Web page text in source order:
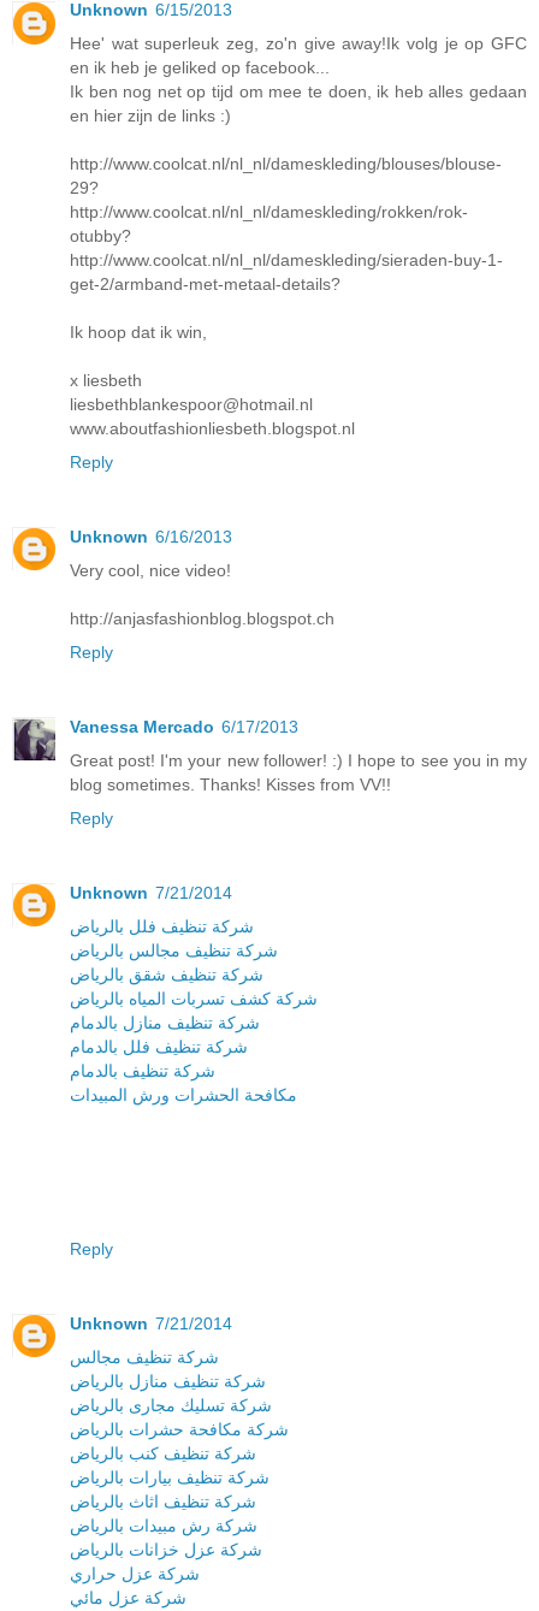
Unknown 6/15/2013
Hee' wat superleuk zeg, zo'n give away!Ik volg je op GFC
en ik heb je geliked op facebook...
Ik ben nog net op tijd om mee te doen, ik heb alles gedaan
en hier zijn de links :)
http://www.coolcat.nl/nl_nl/dameskleding/blouses/blouse-
29?
http://www.coolcat.nl/nl_nl/dameskleding/rokken/rok-
otubby?
http://www.coolcat.nl/nl_nl/dameskleding/sieraden-buy-1-
get-2/armband-met-metaal-details?
Ik hoop dat ik win,
x liesbeth
liesbethblankespoor@hotmail.nl
www.aboutfashionliesbeth.blogspot.nl
Reply
Unknown 6/16/2013
Very cool, nice video!
http://anjasfashionblog.blogspot.ch
Reply
Vanessa Mercado 6/17/2013
Great post! I'm your new follower! :) I hope to see you in my
blog sometimes. Thanks! Kisses from VV!!
Reply
Unknown 7/21/2014
شركة تنظيف فلل بالرياض
شركة تنظيف مجالس بالرياض
شركة تنظيف شقق بالرياض
شركة كشف تسربات المياه بالرياض
شركة تنظيف منازل بالدمام
شركة تنظيف فلل بالدمام
شركة تنظيف بالدمام
مكافحة الحشرات ورش المبيدات
Reply
Unknown 7/21/2014
شركة تنظيف مجالس
شركة تنظيف منازل بالرياض
شركة تسليك مجارى بالرياض
شركة مكافحة حشرات بالرياض
شركة تنظيف كنب بالرياض
شركة تنظيف بيارات بالرياض
شركة تنظيف اثاث بالرياض
شركة رش مبيدات بالرياض
شركة عزل خزانات بالرياض
شركة عزل حراري
شركة عزل مائي